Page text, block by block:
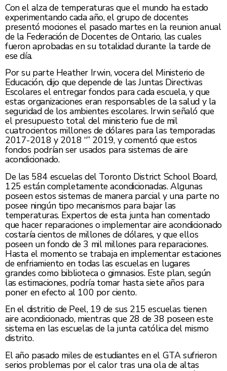
Con el alza de temperaturas que el mundo ha estado
experimentando cada año, el grupo de docentes
presentó mociones el pasado martes en la reunion anual
de la Federación de Docentes de Ontario, las cuales
fueron aprobadas en su totalidad durante la tarde de
ese día.
Por su parte Heather Irwin, vocera del Ministerio de
Educación, dijo que depende de las Juntas Directivas
Escolares el entregar fondos para cada escuela, y que
estas organizaciones eran responsables de la salud y la
seguridad de los ambientes escolares. Irwin señaló que
el presupuesto total del ministerio fue de mil
cuatrocientos millones de dólares para las temporadas
2017-2018 y 2018 “” 2019, y comentó que estos
fondos podrían ser usados para sistemas de aire
acondicionado.
De las 584 escuelas del Toronto District School Board,
125 están completamente acondicionadas. Algunas
poseen estos sistemas de manera parcial y una parte no
posee ningún tipo mecanismos para bajar las
temperaturas. Expertos de esta junta han comentado
que hacer reparaciones o implementar aire acondicionado
costaría cientos de millones de dólares, y que ellos
poseen un fondo de 3 mil millones para reparaciones.
Hasta el momento se trabaja en implementar estaciones
de enfriamiento en todas las escuelas en lugares
grandes como biblioteca o gimnasios. Este plan, según
las estimaciones, podría tomar hasta siete años para
poner en efecto al 100 por ciento.
En el distritio de Peel, 19 de sus 215 escuelas tienen
aire acondicionado, mientras que 28 de 38 poseen este
sistema en las escuelas de la junta católica del mismo
distrito.
El año pasado miles de estudiantes en el GTA sufrieron
serios problemas por el calor tras una ola de altas